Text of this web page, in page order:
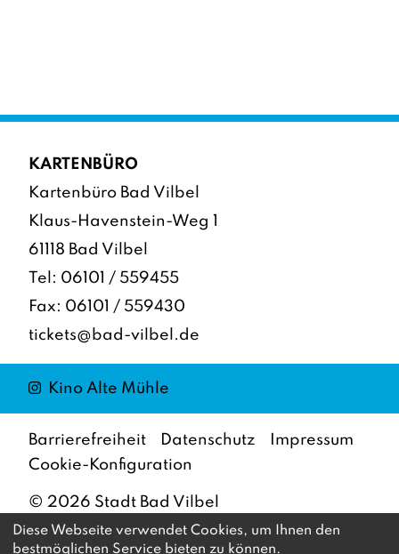
KARTENBÜRO
Kartenbüro Bad Vilbel
Klaus-Havenstein-Weg 1
61118 Bad Vilbel
Tel: 06101 / 559455
Fax: 06101 / 559430
tickets@bad-vilbel.de
Instagram
Kino Alte Mühle
© 2026 Stadt Bad Vilbel
Barrierefreiheit Datenschutz
Impressum
Cookie-Konfiguration
Diese Webseite verwendet Cookies, um Ihnen den
bestmöglichen Service bieten zu können.